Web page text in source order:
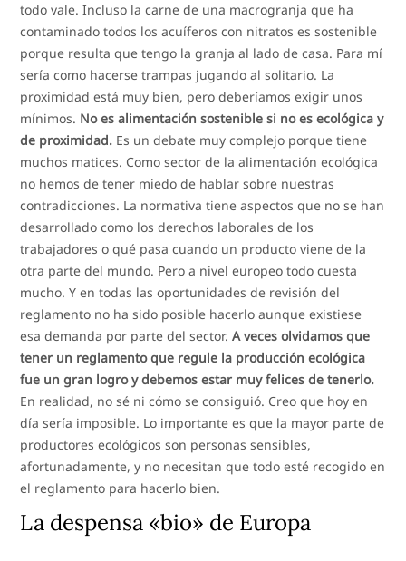
todo vale. Incluso la carne de una macrogranja que ha
contaminado todos los acuíferos con nitratos es sostenible
porque resulta que tengo la granja al lado de casa. Para mí
sería como hacerse trampas jugando al solitario. La
proximidad está muy bien, pero deberíamos exigir unos
mínimos. No es alimentación sostenible si no es ecológica y
de proximidad. Es un debate muy complejo porque tiene
muchos matices. Como sector de la alimentación ecológica
no hemos de tener miedo de hablar sobre nuestras
contradicciones. La normativa tiene aspectos que no se han
desarrollado como los derechos laborales de los
trabajadores o qué pasa cuando un producto viene de la
otra parte del mundo. Pero a nivel europeo todo cuesta
mucho. Y en todas las oportunidades de revisión del
reglamento no ha sido posible hacerlo aunque existiese
esa demanda por parte del sector. A veces olvidamos que
tener un reglamento que regule la producción ecológica
fue un gran logro y debemos estar muy felices de tenerlo.
En realidad, no sé ni cómo se consiguió. Creo que hoy en
día sería imposible. Lo importante es que la mayor parte de
productores ecológicos son personas sensibles,
afortunadamente, y no necesitan que todo esté recogido en
el reglamento para hacerlo bien.
La despensa «bio» de Europa